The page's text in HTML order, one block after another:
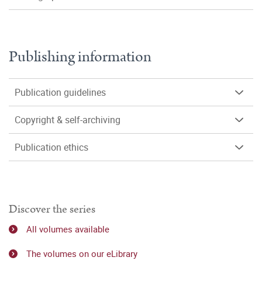
Publishing information
Publication guidelines
Copyright & self-archiving
Publication ethics
Discover the series
All volumes available
The volumes on our eLibrary